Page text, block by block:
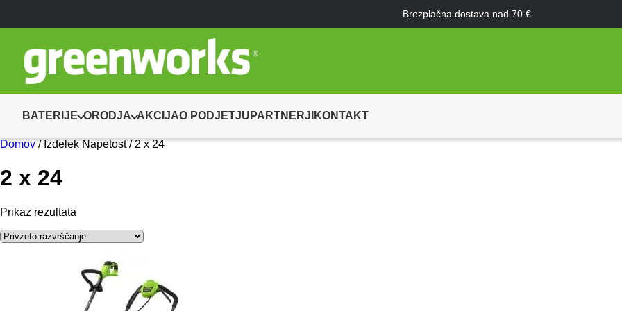
Brezplačna dostava nad 70 €
BATERIJE ORODJA AKCIJAO PODJETJU PARTNERJI KONTAKT
Domov/ Izdelek Napetost / 2 x 24
2 x 24
Prikaz rezultata